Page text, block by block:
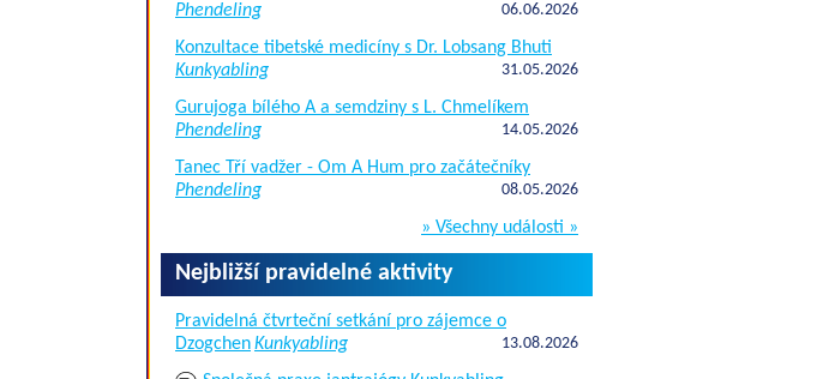
Phendeling
06.06.2026
Konzultace tibetské medicíny s Dr. Lobsang Bhuti
Kunkyabling
31.05.2026
Gurujoga bílého A a semdziny s L. Chmelíkem
Phendeling
14.05.2026
Tanec Tří vadžer - Om A Hum pro začátečníky
Phendeling
08.05.2026
» Všechny události »
Nejbližší pravidelné aktivity
Pravidelná čtvrteční setkání pro zájemce o
DzogchenKunkyabling 13.08.2026